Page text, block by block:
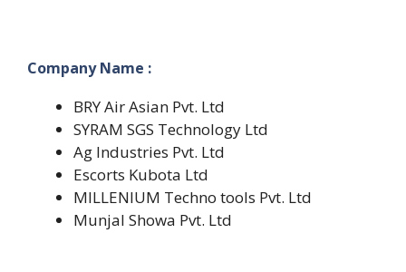
Company Name :
BRY Air Asian Pvt. Ltd
SYRAM SGS Technology Ltd
Ag Industries Pvt. Ltd
Escorts Kubota Ltd
MILLENIUM Techno tools Pvt. Ltd
Munjal Showa Pvt. Ltd